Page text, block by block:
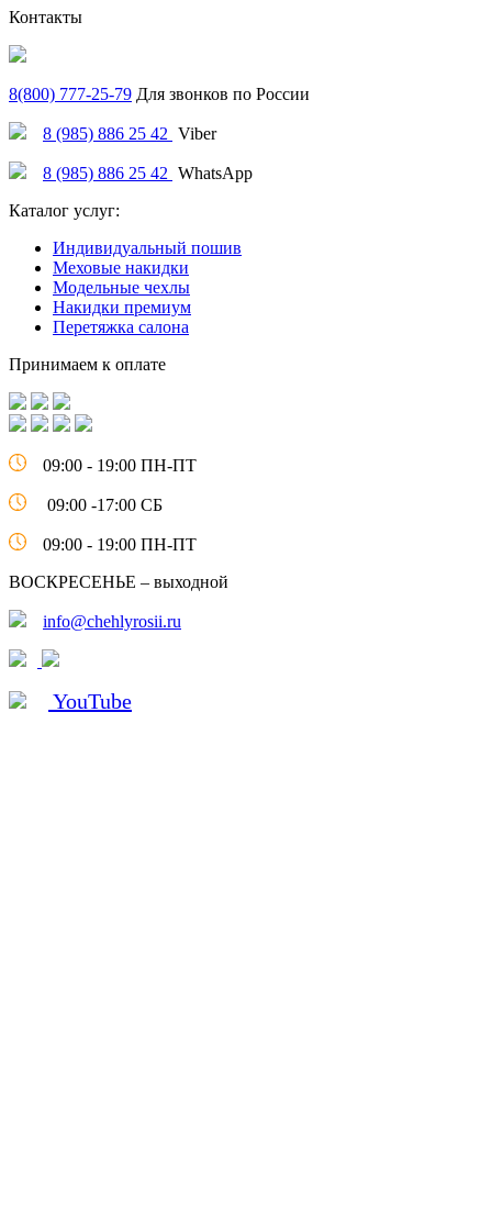
Контакты
8(800) 777-25-79 Для звонков по России
8 (985) 886 25 42 Viber
8 (985) 886 25 42 WhatsApp
Каталог услуг:
Индивидуальный пошив
Меховые накидки
Модельные чехлы
Накидки премиум
Перетяжка салона
Принимаем к оплате
09:00 - 19:00 ПН-ПТ
09:00 -17:00 СБ
09:00 - 19:00 ПН-ПТ
ВОСКРЕСЕНЬЕ – выходной
info@chehlyrosii.ru
YouTube